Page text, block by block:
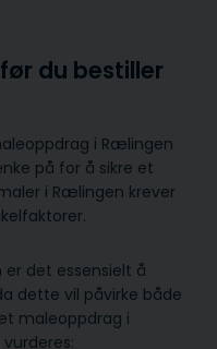
du bestiller
i Rælingen
på for å sikre et
i Rælingen krever
det essensielt å
dette vil påvirke både
maleoppdrag i